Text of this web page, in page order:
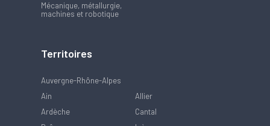
Mécanique, métallurgie,
machines et robotique
Territoires
Auvergne-Rhône-Alpes
Ain
Allier
Ardèche
Cantal